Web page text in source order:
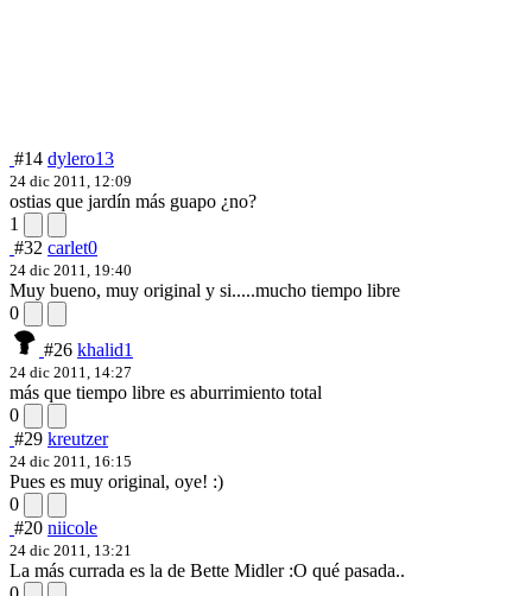
#14 dylero13
24 dic 2011, 12:09
ostias que jardín más guapo ¿no?
1
#32 carlet0
24 dic 2011, 19:40
Muy bueno, muy original y si.....mucho tiempo libre
0
#26 khalid1
24 dic 2011, 14:27
más que tiempo libre es aburrimiento total
0
#29 kreutzer
24 dic 2011, 16:15
Pues es muy original, oye! :)
0
#20 niicole
24 dic 2011, 13:21
La más currada es la de Bette Midler :O qué pasada..